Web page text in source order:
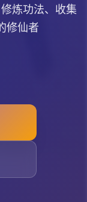
炼功法、收集
修仙者